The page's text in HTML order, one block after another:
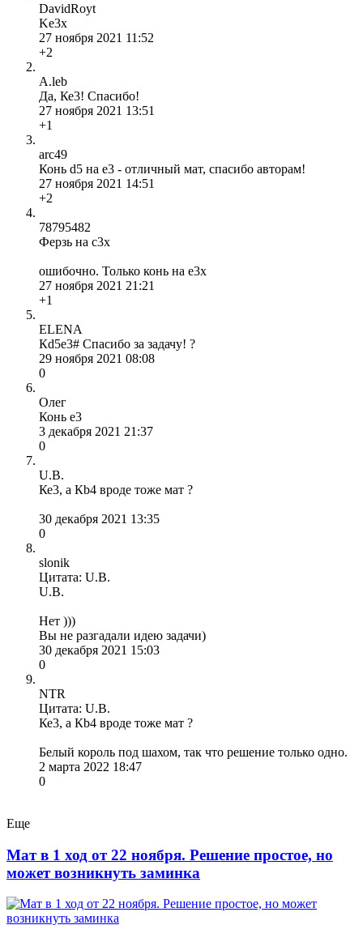
DavidRoyt
Ke3x
27 ноября 2021 11:52
+2
A.leb
Да, Ке3! Спасибо!
27 ноября 2021 13:51
+1
arc49
Конь d5 на e3 - отличный мат, спасибо авторам!
27 ноября 2021 14:51
+2
78795482
Ферзь на с3х
ошибочно. Только конь на е3х
27 ноября 2021 21:21
+1
ELENA
Кd5e3# Спасибо за задачу! ?
29 ноября 2021 08:08
0
Олег
Конь е3
3 декабря 2021 21:37
0
U.B.
Ке3, а Кb4 вроде тоже мат ?
30 декабря 2021 13:35
0
slonik
Цитата: U.B.
U.B.
Нет )))
Вы не разгадали идею задачи)
30 декабря 2021 15:03
0
NTR
Цитата: U.B.
Ке3, а Кb4 вроде тоже мат ?
Белый король под шахом, так что решение только одно.
2 марта 2022 18:47
0
Еще
Мат в 1 ход от 22 ноября. Решение простое, но
может возникнуть заминка